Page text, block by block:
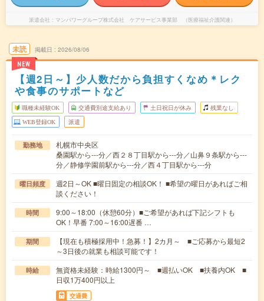
派遣会社 マンパワーグループ株式会社 ケアサービス事業部 （医療福祉介護関連）
未読
NEW
掲載日 2026/08/06
【週2日～】少人数だから負担すくなめ＊レク
や食事のサポートなど
職種未経験OK 交通費別途支給あり 土日祝日が休み 残業なし
WEB登録OK 派遣
勤務地
札幌市中央区
桑園駅から---分／西２８丁目駅から---分／山鼻９条駅から---
分／静修学園前駅から---分／西４丁目駅から---分
曜日頻度
週2日～OK ■曜日固定の相談OK！ ■希望の曜日があればご相
談ください！
時間
9:00～18:00（休憩60分）■ご希望があれば下記シフトも
OK！早番 7:00～16:00遅番 …
期間
【現在も積極採用中！急募！】2カ月～ ■ご応募から最短2
～3日後の就業も相談可能です！
時給
無資格未経験：時給1300円～ ■週払いOK ■扶養内OK ■
日収1万400円以上
交通費